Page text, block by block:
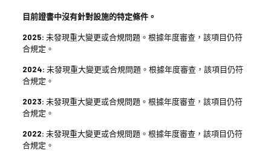
目前證書中沒有針對設施的特定條件。
2025: 未發現重大變更或合規問題。根據年度審查，該項目仍符
合規定。
2024: 未發現重大變更或合規問題。根據年度審查，該項目仍符
合規定。
2023: 未發現重大變更或合規問題。根據年度審查，該項目仍符
合規定。
2022: 未發現重大變更或合規問題。根據年度審查，該項目仍符
合規定。